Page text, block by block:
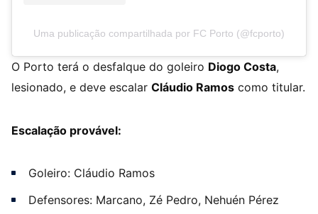
Uma publicação compartilhada por FC Porto (@fcporto)
O Porto terá o desfalque do goleiro Diogo Costa,
lesionado, e deve escalar Cláudio Ramos como titular.
Escalação provável:
Goleiro: Cláudio Ramos
Defensores: Marcano, Zé Pedro, Nehuén Pérez